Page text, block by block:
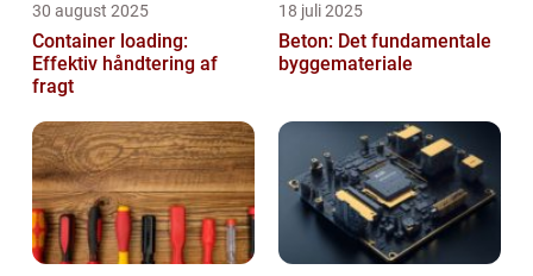
30 august 2025
Container loading:
Effektiv håndtering af
fragt
18 juli 2025
Beton: Det fundamentale
byggemateriale